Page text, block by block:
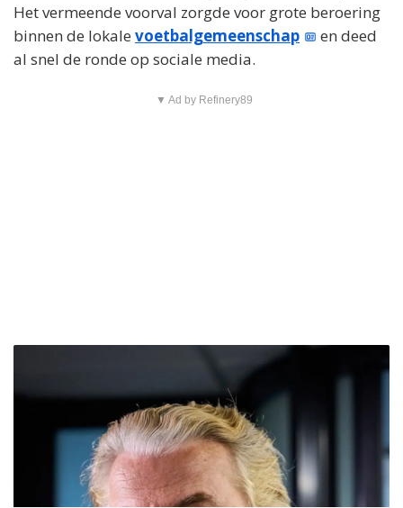
Het vermeende voorval zorgde voor grote beroering
binnen de lokale voetbalgemeenschap
en deed
al snel de ronde op sociale media.
▼ Ad by Refinery89